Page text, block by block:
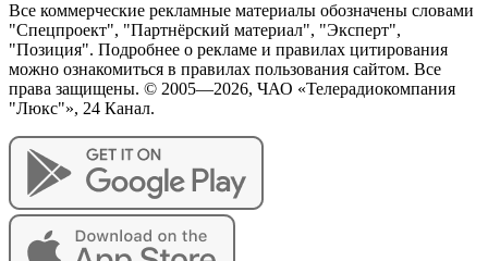
Все коммерческие рекламные материалы обозначены словами
"Спецпроект", "Партнёрский материал", "Эксперт",
"Позиция". Подробнее о рекламе и правилах цитирования
можно ознакомиться в правилах пользования сайтом. Все
права защищены. © 2005—2026, ЧАО «Телерадиокомпания
"Люкс"», 24 Канал.